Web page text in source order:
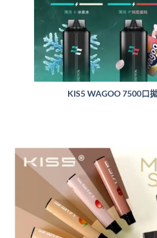
KIS5 WAGOO 7500口